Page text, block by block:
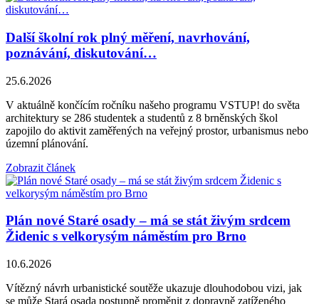
Další školní rok plný měření, navrhování,
poznávání, diskutování…
25.6.2026
V aktuálně končícím ročníku našeho programu VSTUP! do světa
architektury se 286 studentek a studentů z 8 brněnských škol
zapojilo do aktivit zaměřených na veřejný prostor, urbanismus nebo
územní plánování.
Zobrazit článek
Plán nové Staré osady – má se stát živým srdcem
Židenic s velkorysým náměstím pro Brno
10.6.2026
Vítězný návrh urbanistické soutěže ukazuje dlouhodobou vizi, jak
se může Stará osada postupně proměnit z dopravně zatíženého